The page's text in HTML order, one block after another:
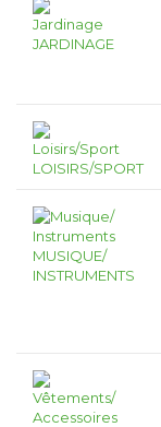
JARDINAGE
LOISIRS/SPORT
MUSIQUE/
INSTRUMENTS